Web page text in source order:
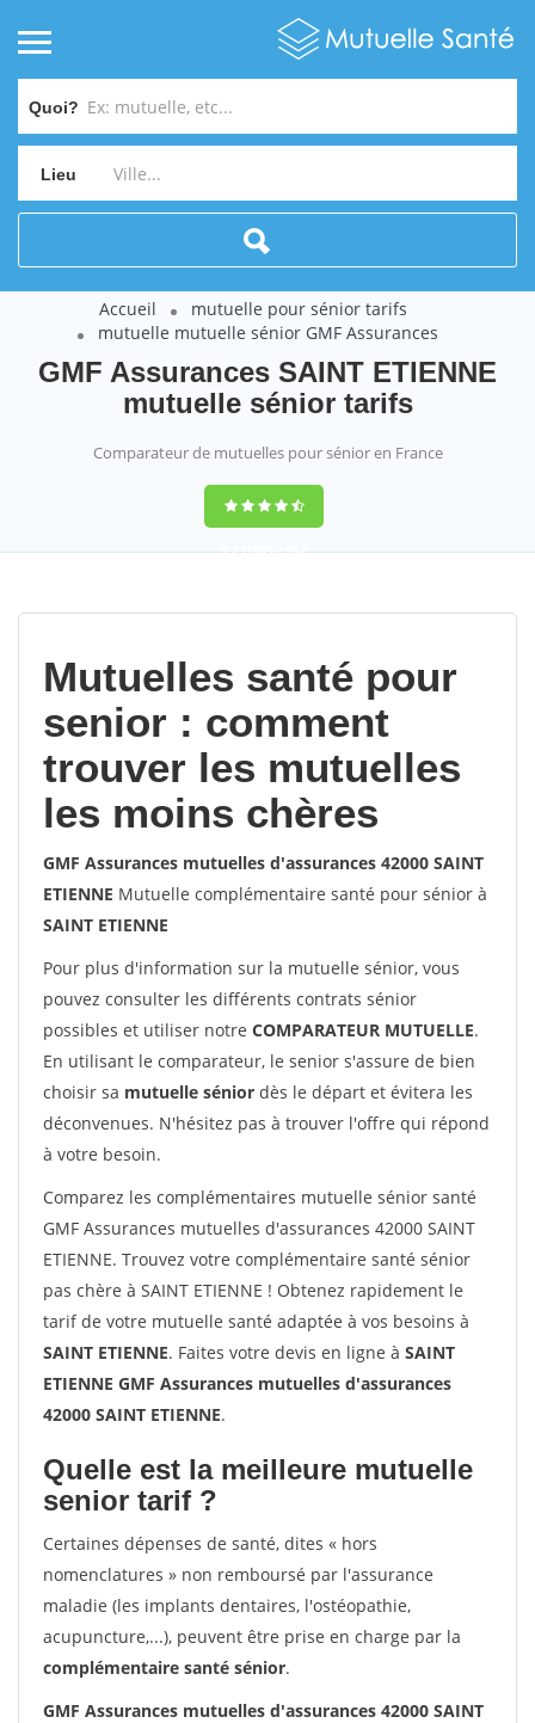
Quoi?
Lieu
Accueil
mutuelle pour sénior tarifs
mutuelle mutuelle sénior GMF Assurances
GMF Assurances SAINT ETIENNE
mutuelle sénior tarifs
Comparateur de mutuelles pour sénior en France
9,2(100%)452
Mutuelles santé pour
senior : comment
trouver les mutuelles
les moins chères
GMF Assurances mutuelles d'assurances 42000 SAINT
ETIENNE Mutuelle complémentaire santé pour sénior à
SAINT ETIENNE
Pour plus d'information sur la mutuelle sénior, vous
pouvez consulter les différents contrats sénior
possibles et utiliser notre COMPARATEUR MUTUELLE.
En utilisant le comparateur, le senior s'assure de bien
choisir sa mutuelle sénior dès le départ et évitera les
déconvenues. N'hésitez pas à trouver l'offre qui répond
à votre besoin.
Comparez les complémentaires mutuelle sénior santé
GMF Assurances mutuelles d'assurances 42000 SAINT
ETIENNE. Trouvez votre complémentaire santé sénior
pas chère à SAINT ETIENNE ! Obtenez rapidement le
tarif de votre mutuelle santé adaptée à vos besoins à
SAINT ETIENNE. Faites votre devis en ligne à SAINT
ETIENNE GMF Assurances mutuelles d'assurances
42000 SAINT ETIENNE.
Quelle est la meilleure mutuelle
senior tarif ?
Certaines dépenses de santé, dites « hors
nomenclatures » non remboursé par l'assurance
maladie (les implants dentaires, l'ostéopathie,
acupuncture,...), peuvent être prise en charge par la
complémentaire santé sénior.
GMF Assurances mutuelles d'assurances 42000 SAINT